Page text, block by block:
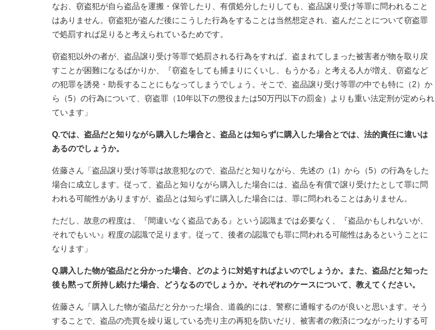
なお、窃盗犯が自ら盗品を運搬・保管したり、有償処分したりしても、盗品譲り受け等罪に問われること
はありません。窃盗犯が盗んだ後にこうした行為をすることは当然想定され、盗んだことについて窃盗罪
で処罰すれば足りると考えられているためです。
窃盗犯以外の者が、盗品譲り受け等罪で処罰される行為をすれば、盗まれてしまった被害者が物を取り戻
すことが困難になるばかりか、『窃盗をしても捕まりにくいし、もうかる』と考える人が増え、窃盗など
の犯罪を誘発・助長することにもなってしまうでしょう。そこで、盗品譲り受け等罪の中でも特に（2）か
ら（5）の行為について、窃盗罪（10年以下の懲役または50万円以下の罰金）よりも重い法定刑が定められ
ています」
Q.では、盗品だと知りながら購入した場合と、盗品とは知らずに購入した場合とでは、法的責任に違いは
あるのでしょうか。
佐藤さん「盗品譲り受け等罪は故意犯なので、盗品だと知りながら、先述の（1）から（5）の行為をした
場合に成立します。従って、盗品と知りながら購入した場合には、盗品を有償で譲り受けたとして罪に問
われる可能性がありますが、盗品とは知らずに購入した場合には、罪に問われることはありません。
ただし、故意の程度は、『間違いなく盗品である』という認識までは必要なく、『盗品かもしれないが、
それでもいい』程度の認識で足ります。従って、後者の認識でも罪に問われる可能性はあるということに
なります」
Q.購入した物が盗品だと分かった場合、どのように対処すればよいのでしょうか。また、盗品だと知った
後も黙って所持し続けた場合、どうなるのでしょうか。それぞれのケースについて、教えてください。
佐藤さん「購入した物が盗品だと分かった場合、道義的には、警察に通報するのが良いと思います。そう
することで、盗品の売買を繰り返している売り主の再犯を防いだり、被害者の救済につながったりする可